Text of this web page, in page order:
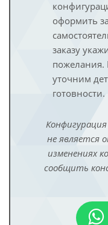
оформить
заказу
пожелания.
уточним
готовности.
не является
изменениях
сообщить